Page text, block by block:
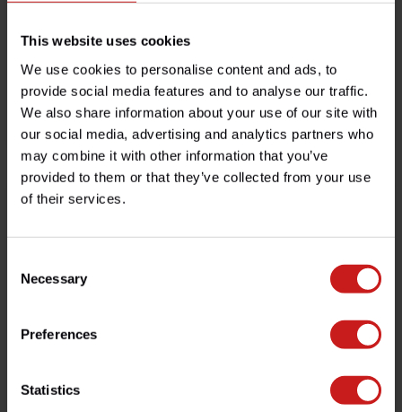
This website uses cookies
We use cookies to personalise content and ads, to
provide social media features and to analyse our traffic.
We also share information about your use of our site with
our social media, advertising and analytics partners who
may combine it with other information that you’ve
provided to them or that they’ve collected from your use
of their services.
Selection
Necessary
Preferences
Statistics
Llave de Filtro de Aceite
€12,50 Disponible
Kit USB de Batería
€13,50 Disponible
Smartphone
Anillo de Sellado Cobre